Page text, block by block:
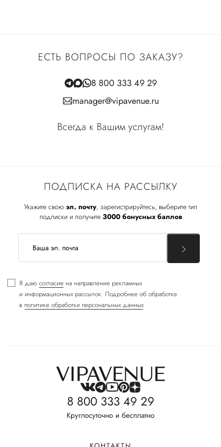
ПОДПИСКА НА РАССЫЛКУ
Укажите свою эл. почту, зарегистрируйтесь, выберите тип
подписки и получите 3000 бонусных баллов
Я даю согласие на направление рекламных
и информационных рассылок. Подробнее об обработке
в политике обработки персональных данных
ЕСТЬ ВОПРОСЫ ПО ЗАКАЗУ?
8 800 333 49 29
manager@vipavenue.ru
Всегда к Вашим услугам!
8 800 333 49 29
Круглосуточно и бесплатно